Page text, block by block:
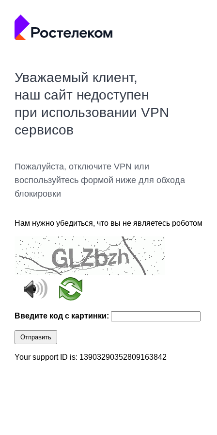
Уважаемый клиент,
наш сайт недоступен
при использовании VPN
сервисов
Пожалуйста, отключите VPN или
воспользуйтесь формой ниже для обхода
блокировки
Нам нужно убедиться, что вы не являетесь роботом
Введите код с картинки:
Отправить
Your support ID is: 13903290352809163842